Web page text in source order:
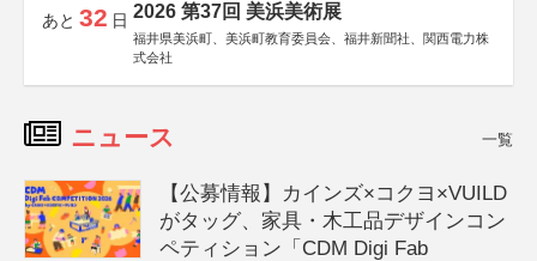
あと 32 日 2026 第37回 美浜美術展
福井県美浜町、美浜町教育委員会、福井新聞社、関西電力株
式会社
ニュース 一覧
【公募情報】カインズ×コクヨ×VUILD
がタッグ、家具・木工品デザインコン
ペティション「CDM Digi Fab